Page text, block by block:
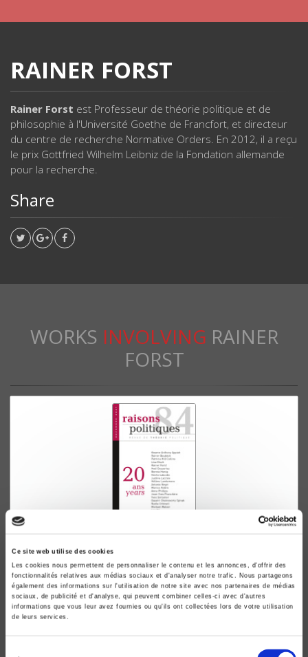
Ce site web utilise des cookies
Les cookies nous permettent de personnaliser le contenu et les annonces, d'offrir des
fonctionnalités relatives aux médias sociaux et d'analyser notre trafic. Nous partageons
également des informations sur l'utilisation de notre site avec nos partenaires de médias
sociaux, de publicité et d'analyse, qui peuvent combiner celles-ci avec d'autres
informations que vous leur avez fournies ou qu'ils ont collectées lors de votre utilisation
de leurs services.
RAINER FORST
Rainer Forst est Professeur de théorie politique et de
philosophie à l'Université Goethe de Francfort, et directeur
du centre de recherche Normative Orders. En 2012, il a reçu
le prix Gottfried Wilhelm Leibniz de la Fondation allemande
pour la recherche.
Share
WORKS INVOLVING RAINER
FORST
Raisons politiques 84, novembre 2021
20 ans
Kwame Anthony Appiah, Rainer Bauböck